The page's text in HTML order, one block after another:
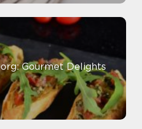
Gourmet Delights